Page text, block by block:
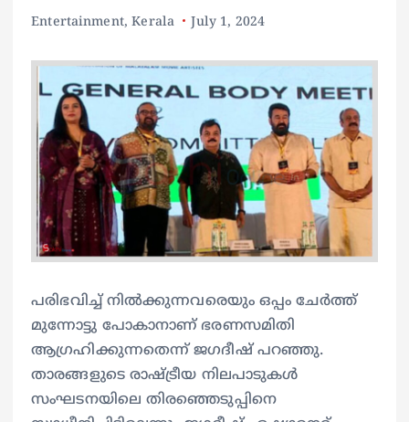
Entertainment,Kerala July 1, 2024
പരിഭവിച്ച് നില്‍ക്കുന്നവരെയും ഒപ്പം ചേര്‍ത്ത്
മുന്നോട്ടു പോകാനാണ് ഭരണസമിതി
ആഗ്രഹിക്കുന്നതെന്ന് ജ​ഗദീഷ് പറഞ്ഞു.
താരങ്ങളുടെ രാഷ്ട്രീയ നിലപാടുകള്‍
സംഘടനയിലെ തിരഞ്ഞെടുപ്പിനെ